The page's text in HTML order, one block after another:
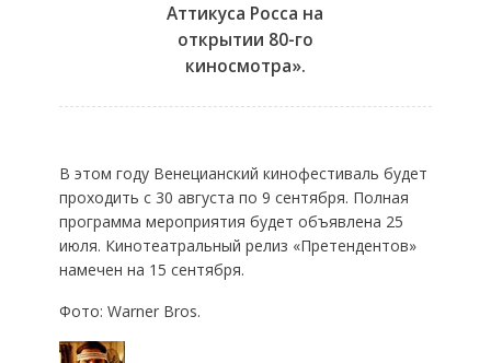
Аттикуса Росса на
открытии 80-го
киносмотра».
В этом году Венецианский кинофестиваль будет
проходить с 30 августа по 9 сентября. Полная
программа мероприятия будет объявлена 25
июля. Кинотеатральный релиз «Претендентов»
намечен на 15 сентября.
Фото: Warner Bros.